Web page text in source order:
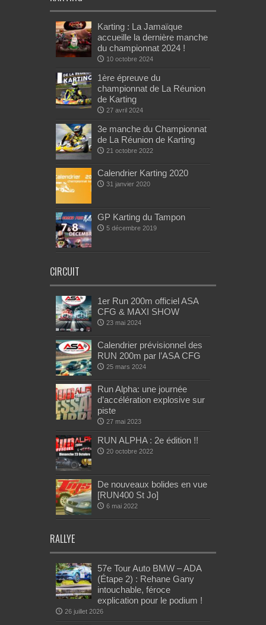
Karting : La Jamaïque
accueille la dernière manche
du championnat 2024 !
10 octobre 2024
1ère épreuve du
championnat de La Réunion
de Karting
27 avril 2024
3e manche du Championnat
de La Réunion de Karting
21 octobre 2022
Calendrier Karting 2020
31 janvier 2020
GP Karting du Tampon
5 décembre 2019
CIRCUIT
1er Run 200m officiel ASA
CFG & MAXI SHOW
23 mai 2024
Calendrier prévisionnel des
RUN 200m par l’ASA CFG
25 mars 2024
Run Alpha: une journée
d’accélération explosive sur
piste
27 mai 2023
RUN ALPHA : 2e édition !!
20 octobre 2022
De nouveaux bolides en vue
[RUN400 St Jo]
6 mai 2022
RALLYE
57e Tour Auto BMW – ADA
(Étape 2) : Rehane Gany
intouchable, féroce
explication pour le podium !
26 juillet 2026